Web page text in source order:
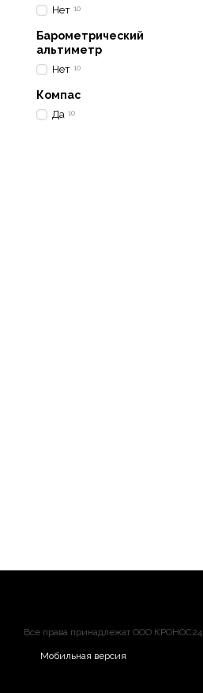
Нет 10
Барометрический
альтиметр
Нет 10
Компас
Да 10
Все права принадлежат ООО КРОНОС24
Мобильная версия